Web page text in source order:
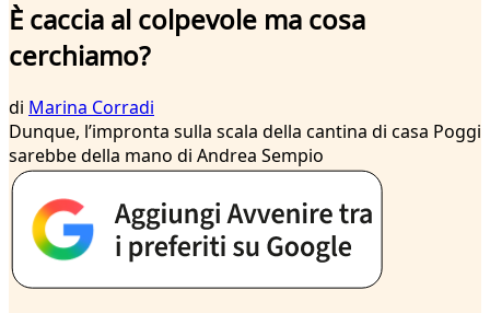
È caccia al colpevole ma cosa
cerchiamo?
di Marina Corradi
Dunque, l’impronta sulla scala della cantina di casa Poggi
sarebbe della mano di Andrea Sempio